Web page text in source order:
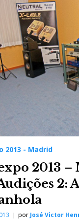
2013 - Madrid
2013 –
2:
por José Victor